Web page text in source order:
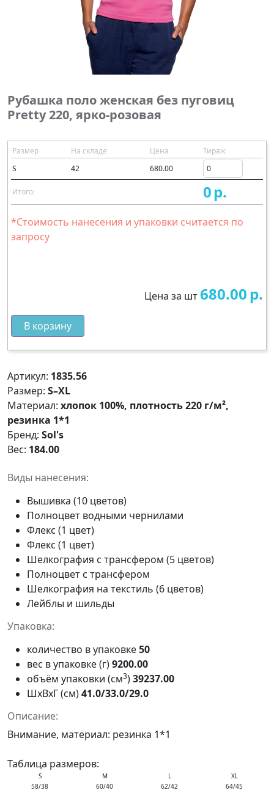
Рубашка поло женская без пуговиц
Pretty 220, ярко-розовая
Размер На складе Цена
Тираж
S
42 680.00
Итого: 0р.
*Стоимость нанесения и упаковки считается по
запросу
Цена за шт680.00р.
В корзину
Артикул: 1835.56
Размер: S–XL
Материал: хлопок 100%, плотность 220 г/м²,
резинка 1*1
Бренд: Sol's
Вес: 184.00
Виды нанесения:
Вышивка (10 цветов)
Полноцвет водными чернилами
Флекс (1 цвет)
Флекс (1 цвет)
Шелкография с трансфером (5 цветов)
Полноцвет с трансфером
Шелкография на текстиль (6 цветов)
Лейблы и шильды
Упаковка:
количество в упаковке50
вес в упаковке (г)9200.00
объём упаковки (см3)39237.00
ШxВxГ (см)41.0/33.0/29.0
Описание:
Внимание, материал: резинка 1*1
Таблица размеров:
S M L
XL
58/38
60/40 62/42 64/45